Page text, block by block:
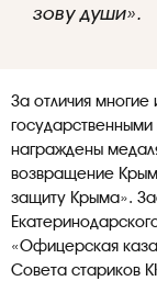
зову души».
За отличия
награждены
возвращение
защиту Крыма».
«Офицерская
Совета стариков